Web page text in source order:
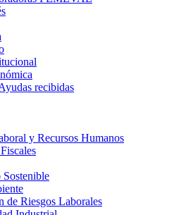
recibidas
y Recursos Humanos
Sostenible
de Riesgos Laborales